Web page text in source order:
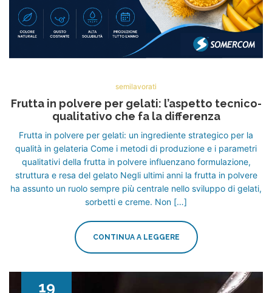
semilavorati
Frutta in polvere per gelati: l’aspetto tecnico-
qualitativo che fa la differenza
Frutta in polvere per gelati: un ingrediente strategico per la
qualità in gelateria Come i metodi di produzione e i parametri
qualitativi della frutta in polvere influenzano formulazione,
struttura e resa del gelato Negli ultimi anni la frutta in polvere
ha assunto un ruolo sempre più centrale nello sviluppo di gelati,
sorbetti e creme. Non […]
CONTINUA A LEGGERE
19